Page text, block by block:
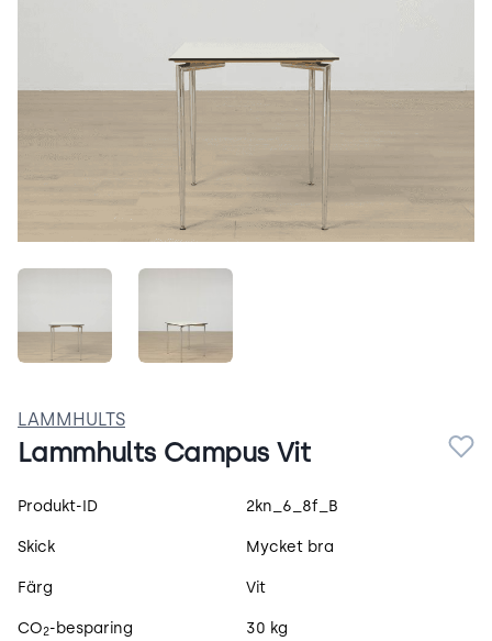
Skärmbild 2026-03-04 100354.png
aSewv7wbqsLY.jpeg
LAMMHULTS
Lammhults Campus Vit
Produktspecifikation
Produkt-ID 2kn_6_8f_B
Skick Mycket bra
Färg Vit
CO2-besparing 30 kg